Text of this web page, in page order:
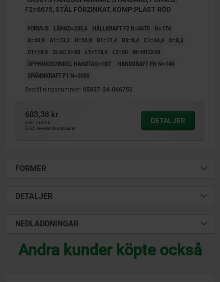
F2=6675, STÅL FÖRZINKAT, KOMP:PLAST RÖD
FORM=B LÄNGD=235,6 HÅLLKRAFT F2 N=6675
H=174
A=50,8 A1=73,2 B=50,8 B1=71,4 B5=6,4 C1=44,4
D=8,3
D1=18,9
SLAG S=60 L1=118,4 L2=50
M=M12X50
ÖPPNINGSVINKEL HANDTAG=183°
HANDKRAFT FH N=140
SPÄNNKRAFT F1 N=3000
Beställningsnummer: 05837-24-066752
603,38 kr
exkl. moms
Exkl. leveranskostnader
DETALJER
FORMER
DETALJER
NEDLADDNINGAR
Andra kunder köpte också